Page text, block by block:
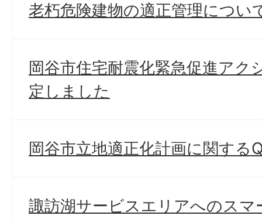
老朽危険建物の適正管理につい
岡谷市住宅耐震化緊急促進アク
定しました
岡谷市立地適正化計画に関する
諏訪湖サービスエリアへのス